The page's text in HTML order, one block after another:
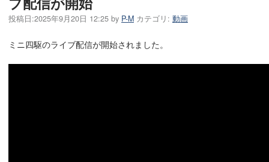
投稿日:2025年9月20日 12:25 by P-M カテゴリ: 動画
ミニ四駆のライブ配信が開始されました。